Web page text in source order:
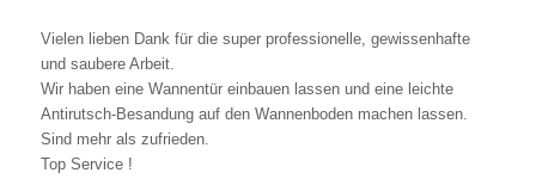
Vielen lieben Dank für die super professionelle, gewissenhafte
und saubere Arbeit.
Wir haben eine Wannentür einbauen lassen und eine leichte
Antirutsch-Besandung auf den Wannenboden machen lassen.
Sind mehr als zufrieden.
Top Service !